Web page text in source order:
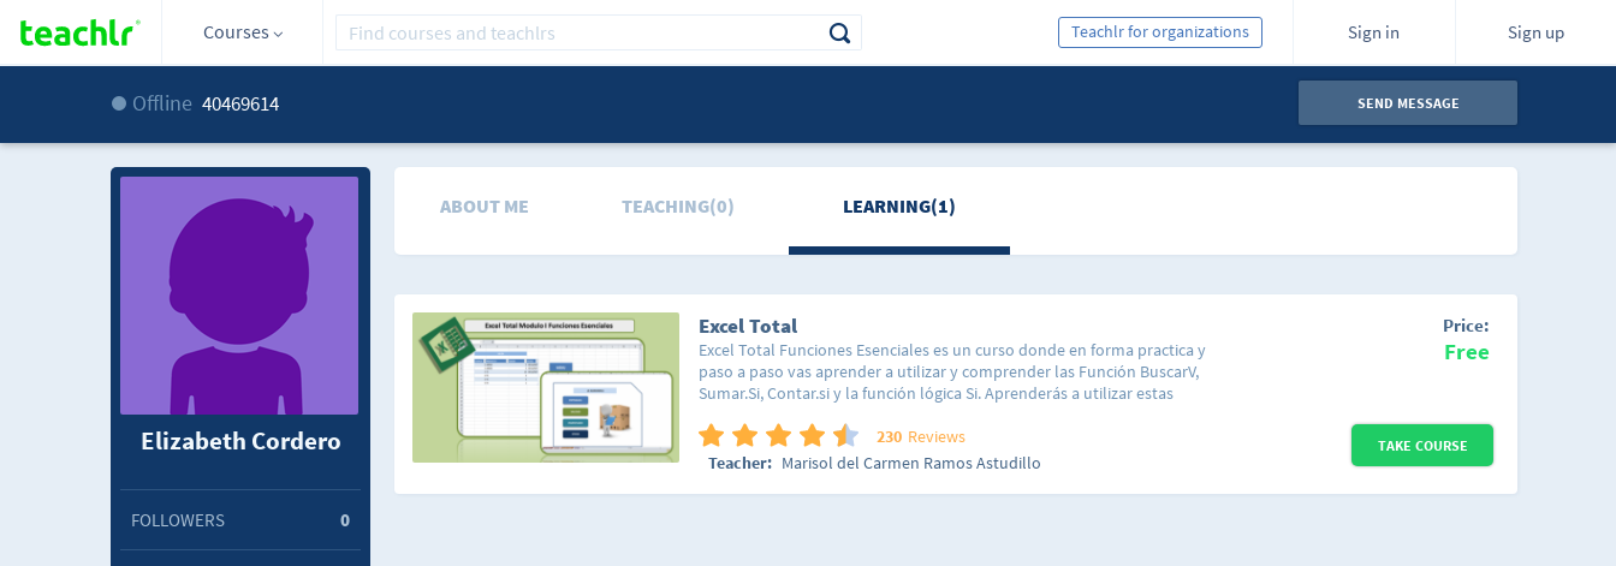
Courses Sign in Sign up
Teachlr for organizations
Offline 40469614 SEND MESSAGE
Elizabeth Cordero
FOLLOWERS 0
ABOUT ME TEACHING(0) LEARNING(1)
Excel Total
Excel Total Funciones Esenciales es un curso donde en forma practica y
paso a paso vas aprender a utilizar y comprender las Función BuscarV,
Sumar.Si, Contar.si y la función lógica Si. Aprenderás a utilizar estas
tablas a utilizarlas de forma eficiente. También vamos a desarrollar un
ejercicio practico un Gestor Inventario que tu puedes modificar según tus
230 Reviews
Teacher: Marisol del Carmen Ramos Astudillo
Price:
Free
TAKE COURSE